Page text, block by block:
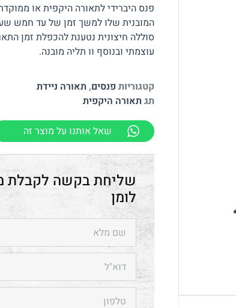
פנס היברידי לתאורה היקפית או
המובנית שלו למשך זמן של עד חמש
סוללה חיצונית נטענת להכפלת זמן
עוצמתי ובנוסף וו תליה מובנה.
קטגוריות פנסים,תאורה ניידת
תגתאורה היקפית
שאל אותנו על מוצר זה
לומן ‎